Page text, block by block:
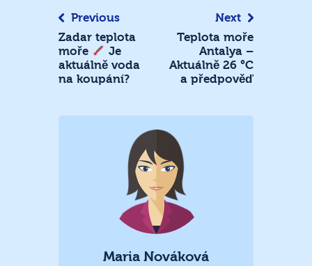
Previous
Zadar teplota
moře
Je
aktuálně voda
na koupání?
Next
Teplota moře
Antalya –
Aktuálně 26 °C
a předpověď
Maria Nováková